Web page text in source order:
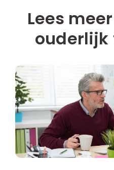
Lees
ouderlijk